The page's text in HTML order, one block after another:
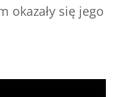
okazały się jego